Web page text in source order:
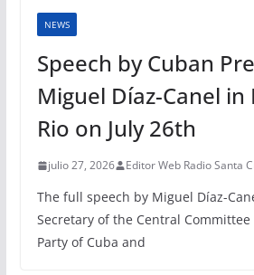
NEWS
Speech by Cuban
Miguel Díaz-Canel in
Rio on July 26th
julio 27, 2026 Editor Web Radio Santa
The full speech by Miguel Díaz-
Secretary of the Central
Party of Cuba and